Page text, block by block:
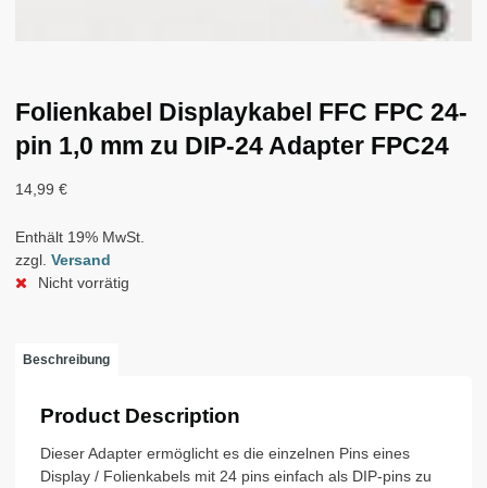
Folienkabel Displaykabel FFC FPC 24-
pin 1,0 mm zu DIP-24 Adapter FPC24
14,99 €
Enthält 19% MwSt.
zzgl. Versand
Nicht vorrätig
Beschreibung
Product Description
Dieser Adapter ermöglicht es die einzelnen Pins eines
Display / Folienkabels mit 24 pins einfach als DIP-pins zu